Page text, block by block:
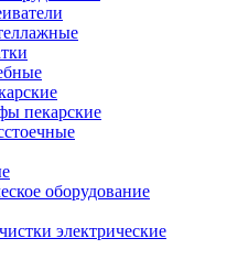
пекарские
оборудование
электрические